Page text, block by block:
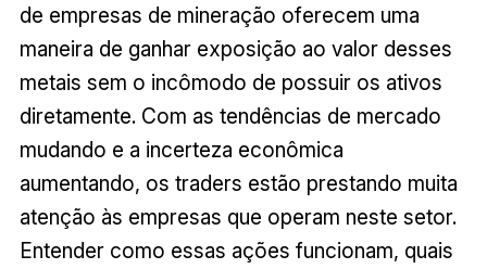
de empresas de mineração oferecem uma
maneira de ganhar exposição ao valor desses
metais sem o incômodo de possuir os ativos
diretamente. Com as tendências de mercado
mudando e a incerteza econômica
aumentando, os traders estão prestando muita
atenção às empresas que operam neste setor.
Entender como essas ações funcionam, quais